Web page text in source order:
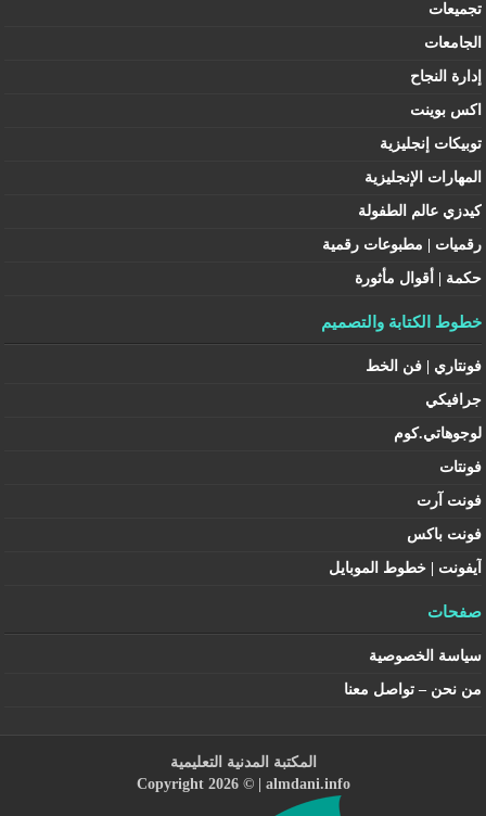
تجميعات
الجامعات
إدارة النجاح
اكس بوينت
توبيكات إنجليزية
المهارات الإنجليزية
كيدزي عالم الطفولة
رقميات | مطبوعات رقمية
حكمة | أقوال مأثورة
خطوط الكتابة والتصميم
فونتاري | فن الخط
جرافيكي
لوجوهاتي.كوم
فونتات
فونت آرت
فونت باكس
آيفونت | خطوط الموبايل
صفحات
سياسة الخصوصية
من نحن – تواصل معنا
المكتبة المدنية التعليمية
Copyright 2026 © | almdani.info